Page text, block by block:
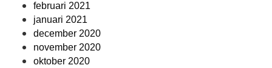
februari 2021
januari 2021
december 2020
november 2020
oktober 2020